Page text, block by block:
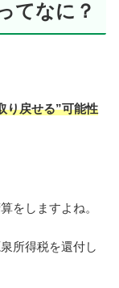
てなに？
り戻せる”可能性
をしますよね。
所得税を還付し